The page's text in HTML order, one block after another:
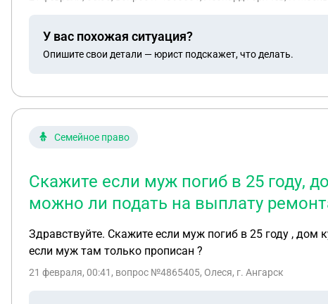
У вас похожая ситуация?
Опишите свои детали — юрист подскажет, что делать.
Семейное право
Скажите если муж погиб в 25 году,
можно ли подать на выплату
Здравствуйте. Скажите если муж погиб в 25 году ,
если муж там только прописан ?
21 февраля, 00:41 , вопрос №4865405, Олеся, г. Ангарск